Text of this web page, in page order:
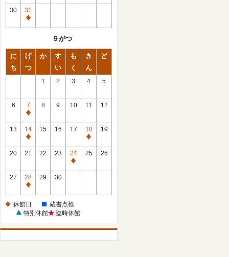
館
日
30
31
休
９がつ
に
ち
げ
つ
か
す
い
も
く
き
ん
ど
1 2 3 4 5
6
7
休
館
日
8 9 10 11 12
13
14
休
館
15 16 17
18
休
館
19
20 21 22 23
24
休
25 26
27
28
休
日
29 30
休館日
蔵書点検
特別休館
臨時休館